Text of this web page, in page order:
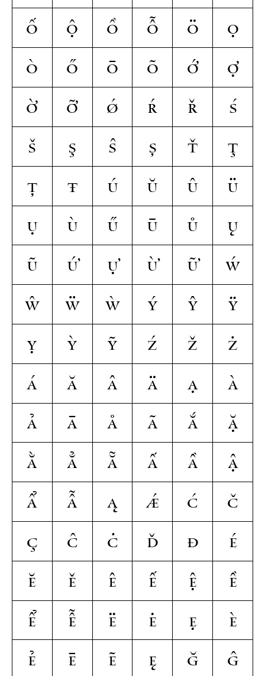
Ố
Ộ Ồ Ỗ Ö
Ọ
Ò
Ő Ō Õ Ớ
Ợ
Ờ
Ỡ Ǿ Ŕ Ř
Ś
Š
Ş Ŝ Ș Ť
Ţ
Ț
Ŧ Ú Ŭ Û
Ü
Ụ
Ù Ű Ū Ů
Ų
Ũ
Ứ Ự Ừ Ữ
Ẃ
Ŵ
Ẅ Ẁ Ý Ŷ
Ÿ
Ỵ
Ỳ Ỹ Ź Ž
Ż
á
ă â ä ạ
à
ả
ā å ã ắ
ặ
ằ
ẳ ẵ ấ ầ
ậ
ẩ
ẫ ą ǽ ć
č
ç
ĉ ċ ď đ
é
ĕ
ě ê ế ệ
ề
ể
ễ ë ė ẹ
è
ẻ
ē ẽ ę ğ ĝ